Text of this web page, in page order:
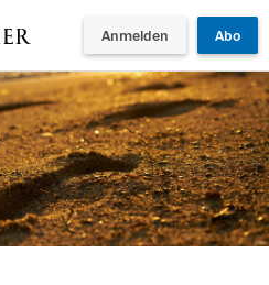
Anmelden Abo